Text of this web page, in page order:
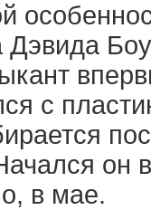
Дэвида
с
он
в мае.